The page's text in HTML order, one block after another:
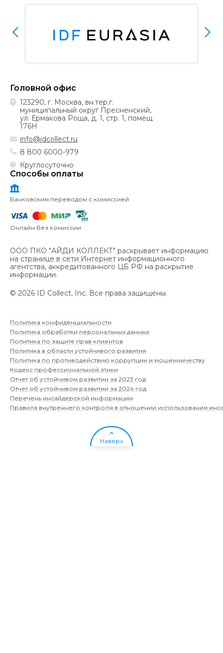
Головной офис
123290, г. Москва, вн.тер.г.
муниципальный округ Пресненский,
ул. Ермакова Роща, д. 1, стр. 1, помещ.
176Н
info@idcollect.ru
8 800 6000-979
Круглосуточно
Способы оплаты
Банковским переводом с комиссией
Онлайн без комиссии
ООО ПКО "АЙДИ КОЛЛЕКТ" раскрывает информацию
на странице в сети Интернет информационного
агентства, аккредитованного ЦБ РФ на раскрытие
информации.
© 2026 ID Collect, Inc. Все права защищены.
Политика конфиденциальности
Политика обработки персональных данных
Политика по защите прав клиентов
Политика в области устойчивого развития
Политика по противодействию коррупции и мошенничеству
Кодекс профессиональной этики
Отчет об устойчивом развитии за 2023 год
Отчет об устойчивом развитии за 2024 год
Перечень инсайдерской информации
Правила внутреннего контроля в отношении использования
Наверх